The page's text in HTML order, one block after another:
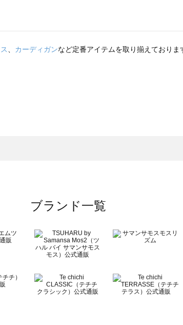
、 カーディガンなど定番アイテムを取り揃えておりま
ブランド一覧